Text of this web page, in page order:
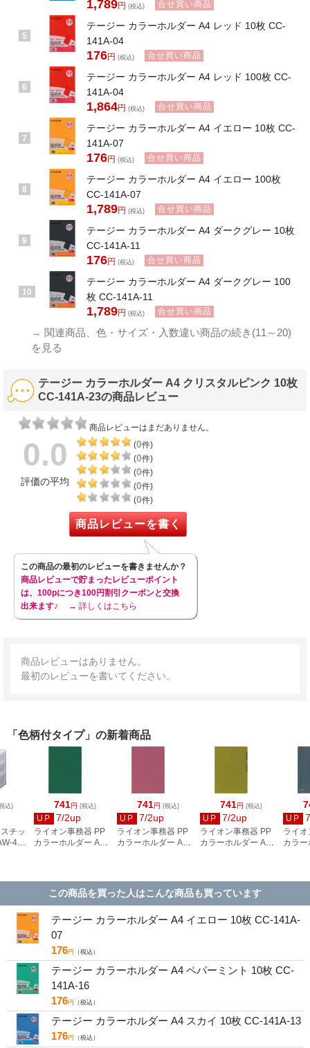
1,789円 (税込) 合せ買い商品
5
テージー カラーホルダー A4 レッド 10枚 CC-
141A-04
176円 (税込) 合せ買い商品
6
テージー カラーホルダー A4 レッド 100枚 CC-
141A-04
1,864円 (税込) 合せ買い商品
7
テージー カラーホルダー A4 イエロー 10枚 CC-
141A-07
176円 (税込) 合せ買い商品
8
テージー カラーホルダー A4 イエロー 100枚
CC-141A-07
1,789円 (税込) 合せ買い商品
9
テージー カラーホルダー A4 ダークグレー 10枚
CC-141A-11
176円 (税込) 合せ買い商品
10
テージー カラーホルダー A4 ダークグレー 100
枚 CC-141A-11
1,789円 (税込) 合せ買い商品
→ 関連商品、色・サイズ・入数違い商品の続き(11～20)
を見る
テージー カラーホルダー A4 クリスタルピンク 10枚
CC-141A-23の商品レビュー
商品レビューはまだありません。
0.0
評価の平均
(0件)
(0件)
(0件)
(0件)
(0件)
商品レビューを書く
この商品の最初のレビューを書きませんか？
商品レビューで貯まったレビューポイント
は、100pにつき100円割引クーポンと交換
出来ます♪
→ 詳しくはこちら
商品レビューはありません。
最初のレビューを書いてください。
「色柄付タイプ」の新着商品
741円 (税込)
UP 7/2up
ライオン事務器 PP
カラーホルダー A4
741円 (税込)
UP 7/2up
ライオン事務器 PP
カラーホルダー A4
741円 (税込)
UP 7/2up
ライオン事務器 PP
カラーホルダー A4
UP
ライ
カラ
込)
チッ
403
この商品を買った人はこんな商品も買っています
テージー カラーホルダー A4 イエロー 10枚 CC-141A-
07
176円 （税込）
テージー カラーホルダー A4 ペパーミント 10枚 CC-
141A-16
176円 （税込）
テージー カラーホルダー A4 スカイ 10枚 CC-141A-13
176円 （税込）